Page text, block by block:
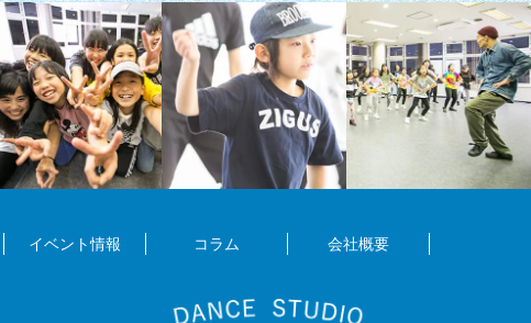
イベント情報 コラム 会社概要